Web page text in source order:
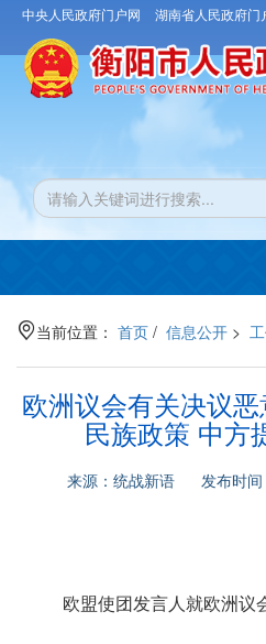
中央人民政府门户网 湖南省人民政府门
当前位置： 首页 / 信息公开 >
欧洲议会有关决议
民族政策 中方
来源：统战新语 发布时
欧盟使团发言人就欧洲议